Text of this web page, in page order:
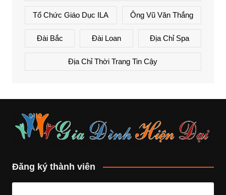
Tổ Chức Giáo Dục ILA Ông Vũ Văn Thắng
Đài Bắc Đài Loan Địa Chỉ Spa
Địa Chỉ Thời Trang Tin Cậy
Đăng ký thành viên